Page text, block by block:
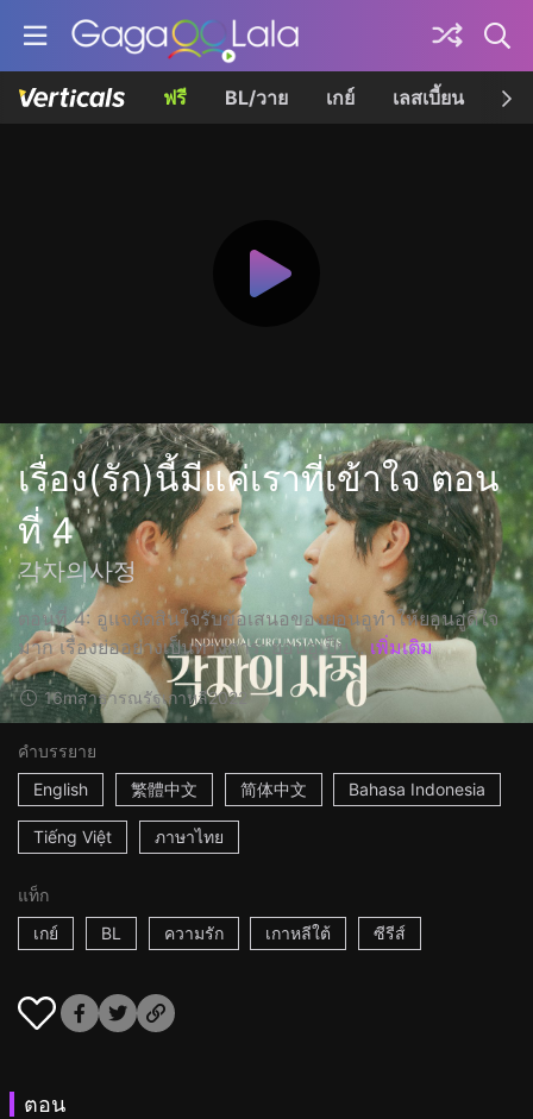
ฟรี BL/วาย เกย์ เลสเบี้ยน เค
เรื่อง(รัก)นี้มีแค่เราที่เข้าใจ ตอน
ที่ 4
각자의사정
ตอนที่ 4: อูแจตัดสินใจรับข้อเสนอของยอนอูทำให้ยอนอูดีใจ
มาก เรื่องย่ออย่างเป็นทางการ: ยอนอูเป็น... เพิ่มเติม
16mสาธารณรัฐเกาหลี2022
คำบรรยาย
English
繁體中文 简体中文 Bahasa Indonesia
Tiếng Việt ภาษาไทย
แท็ก
เกย์
BL ความรัก เกาหลีใต้ ซีรีส์
ตอน